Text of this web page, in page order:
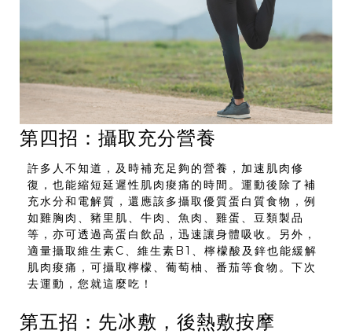
第四招：攝取充分營養
許多人不知道，及時補充足夠的營養，加速肌肉修
復，也能縮短延遲性肌肉痠痛的時間。運動後除了補
充水分和電解質，還應該多攝取優質蛋白質食物，例
如雞胸肉、豬里肌、牛肉、魚肉、雞蛋、豆類製品
等，亦可透過高蛋白飲品，迅速讓身體吸收。另外，
適量攝取維生素C、維生素B1、檸檬酸及鋅也能緩解
肌肉痠痛，可攝取檸檬、葡萄柚、番茄等食物。下次
去運動，您就這麼吃！
第五招：先冰敷，後熱敷按摩